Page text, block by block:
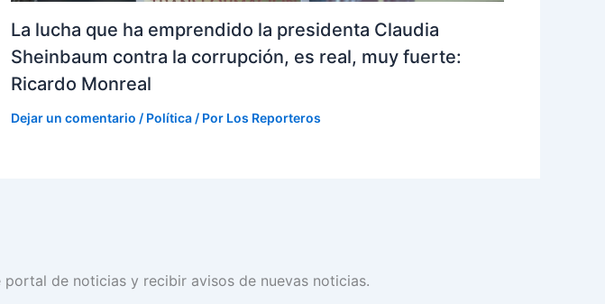
La lucha que ha emprendido la presidenta Claudia
Sheinbaum contra la corrupción, es real, muy fuerte:
Ricardo Monreal
Dejar un comentario / Política/ Por Los Reporteros
de noticias y recibir avisos de nuevas noticias.